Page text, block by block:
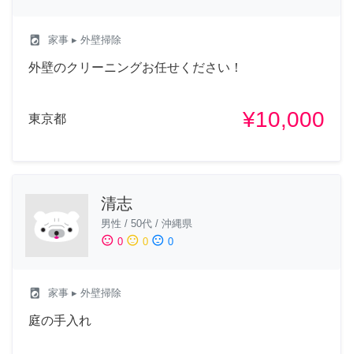
local_laundry_service 家事 ▸ 外壁掃除
外壁のクリーニングお任せください！
東京都 ¥10,000
清志
男性 / 50代 / 沖縄県
sentiment_satisfied 0 sentiment_neutral 0 sentiment_dissatisfied 0
local_laundry_service 家事 ▸ 外壁掃除
庭の手入れ